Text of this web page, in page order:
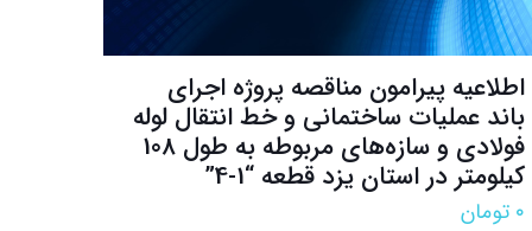
اطلاعیه پیرامون مناقصه پروژه اجرای
باند عملیات ساختمانی و خط انتقال لوله
فولادی و سازه‌های مربوطه به طول 108
کیلومتر در استان یزد قطعه “1-4”
۰ تومان